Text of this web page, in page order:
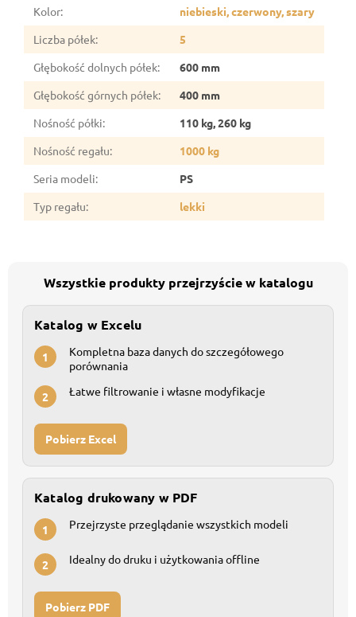
Kolor:
niebieski, czerwony, szary
Liczba półek:
5
Głębokość dolnych półek:
600 mm
Głębokość górnych półek:
400 mm
Nośność półki:
110 kg, 260 kg
Nośność regału:
1000 kg
Seria modeli:
PS
Typ regału: lekki
Wszystkie produkty przejrzyście w katalogu
Katalog w Excelu
1
Kompletna baza danych do szczegółowego
porównania
2 Łatwe filtrowanie i własne modyfikacje
Pobierz Excel
Katalog drukowany w PDF
1 Przejrzyste przeglądanie wszystkich modeli
2 Idealny do druku i użytkowania offline
Pobierz PDF